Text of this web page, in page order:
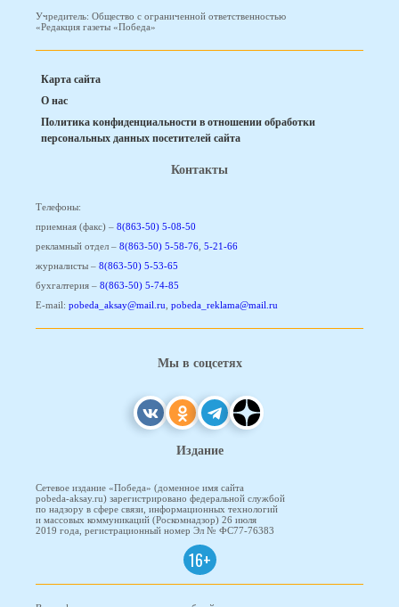
Учредитель: Общество с ограниченной ответственностью
«Редакция газеты «Победа»
Карта сайта
О нас
Политика конфиденциальности в отношении обработки
персональных данных посетителей сайта
Контакты
Телефоны:
приемная (факс) – 8(863-50) 5-08-50
рекламный отдел – 8(863-50) 5-58-76, 5-21-66
журналисты – 8(863-50) 5-53-65
бухгалтерия – 8(863-50) 5-74-85
E-mail: pobeda_aksay@mail.ru, pobeda_reklama@mail.ru
Мы в соцсетях
Издание
Сетевое издание «Победа» (доменное имя сайта
pobeda-aksay.ru) зарегистрировано федеральной службой
по надзору в сфере связи, информационных технологий
и массовых коммуникаций (Роскомнадзор) 26 июля
2019 года, регистрационный номер Эл № ФС77-76383
16+